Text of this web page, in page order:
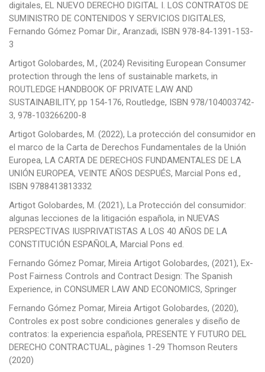
digitales, EL NUEVO DERECHO DIGITAL I. LOS CONTRATOS DE
SUMINISTRO DE CONTENIDOS Y SERVICIOS DIGITALES,
Fernando Gómez Pomar Dir., Aranzadi, ISBN 978-84-1391-153-
3
Artigot Golobardes, M., (2024) Revisiting European Consumer
protection through the lens of sustainable markets, in
ROUTLEDGE HANDBOOK OF PRIVATE LAW AND
SUSTAINABILITY, pp 154-176, Routledge, ISBN 978/104003742-
3, 978-103266200-8
Artigot Golobardes, M. (2022), La protección del consumidor en
el marco de la Carta de Derechos Fundamentales de la Unión
Europea, LA CARTA DE DERECHOS FUNDAMENTALES DE LA
UNIÓN EUROPEA, VEINTE AÑOS DESPUÉS, Marcial Pons ed.,
ISBN 9788413813332
Artigot Golobardes, M. (2021), La Protección del consumidor:
algunas lecciones de la litigación española, in NUEVAS
PERSPECTIVAS IUSPRIVATISTAS A LOS 40 AÑOS DE LA
CONSTITUCIÓN ESPAÑOLA, Marcial Pons ed.
Fernando Gómez Pomar, Mireia Artigot Golobardes, (2021), Ex-
Post Fairness Controls and Contract Design: The Spanish
Experience, in CONSUMER LAW AND ECONOMICS, Springer
Fernando Gómez Pomar, Mireia Artigot Golobardes, (2020),
Controles ex post sobre condiciones generales y diseño de
contratos: la experiencia española, PRESENTE Y FUTURO DEL
DERECHO CONTRACTUAL, pàgines 1-29 Thomson Reuters
(2020)